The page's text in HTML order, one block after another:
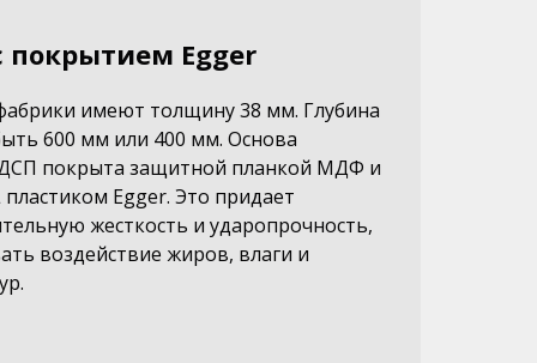
Egger
имеют толщину 38 мм. Глубина
600 мм или 400 мм. Основа
покрыта защитной планкой МДФ и
Egger. Это придает
жесткость и ударопрочность,
воздействие жиров, влаги и